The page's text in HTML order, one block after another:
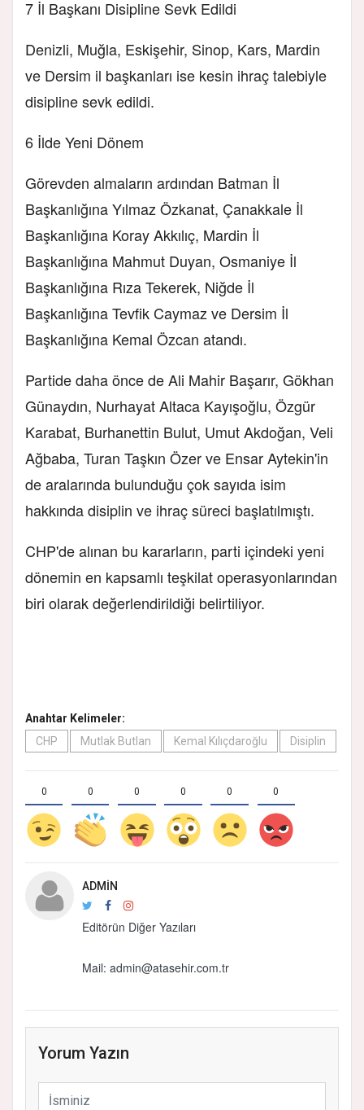
7 İl Başkanı Disipline Sevk Edildi
Denizli, Muğla, Eskişehir, Sinop, Kars, Mardin
ve Dersim il başkanları ise kesin ihraç talebiyle
disipline sevk edildi.
6 İlde Yeni Dönem
Görevden almaların ardından Batman İl
Başkanlığına Yılmaz Özkanat, Çanakkale İl
Başkanlığına Koray Akkılıç, Mardin İl
Başkanlığına Mahmut Duyan, Osmaniye İl
Başkanlığına Rıza Tekerek, Niğde İl
Başkanlığına Tevfik Caymaz ve Dersim İl
Başkanlığına Kemal Özcan atandı.
Partide daha önce de Ali Mahir Başarır, Gökhan
Günaydın, Nurhayat Altaca Kayışoğlu, Özgür
Karabat, Burhanettin Bulut, Umut Akdoğan, Veli
Ağbaba, Turan Taşkın Özer ve Ensar Aytekin'in
de aralarında bulunduğu çok sayıda isim
hakkında disiplin ve ihraç süreci başlatılmıştı.
CHP'de alınan bu kararların, parti içindeki yeni
dönemin en kapsamlı teşkilat operasyonlarından
biri olarak değerlendirildiği belirtiliyor.
Anahtar Kelimeler:
CHP
Mutlak Butlan Kemal Kılıçdaroğlu Disiplin
0 0 0 0 0 0
ADMIN
Editörün Diğer Yazıları
Mail: admin@atasehir.com.tr
Yorum Yazın